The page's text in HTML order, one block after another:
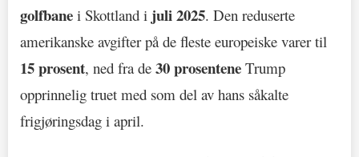
golfbane i Skottland i juli 2025. Den reduserte
amerikanske avgifter på de fleste europeiske varer til
15 prosent, ned fra de 30 prosentene Trump
opprinnelig truet med som del av hans såkalte
frigjøringsdag i april.